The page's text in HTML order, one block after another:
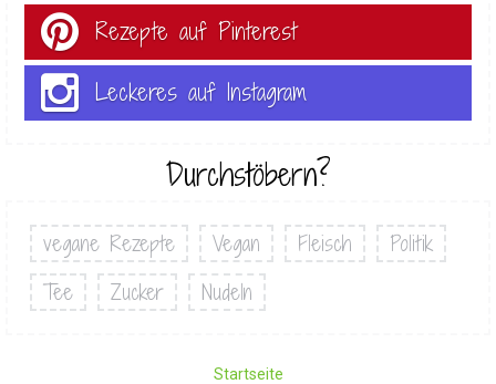
Rezepte auf Pinterest
Leckeres auf Instagram
Durchstöbern?
vegane Rezepte Vegan Fleisch
Politik
Tee
Zucker Nudeln
Startseite